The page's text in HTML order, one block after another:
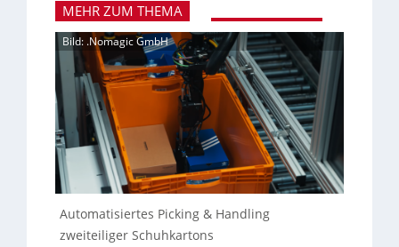
MEHR ZUM THEMA
Bild: .Nomagic GmbH
Automatisiertes Picking & Handling
zweiteiliger Schuhkartons